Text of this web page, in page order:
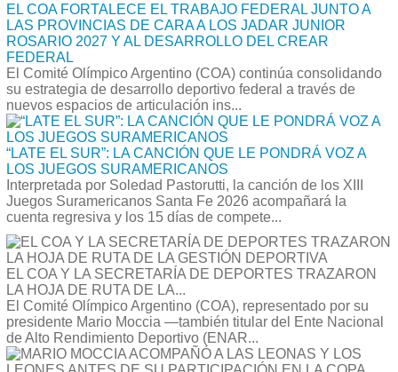
EL COA FORTALECE EL TRABAJO FEDERAL JUNTO A
LAS PROVINCIAS DE CARA A LOS JADAR JUNIOR
ROSARIO 2027 Y AL DESARROLLO DEL CREAR
FEDERAL
El Comité Olímpico Argentino (COA) continúa consolidando
su estrategia de desarrollo deportivo federal a través de
nuevos espacios de articulación ins...
“LATE EL SUR”: LA CANCIÓN QUE LE PONDRÁ VOZ A
LOS JUEGOS SURAMERICANOS
Interpretada por Soledad Pastorutti, la canción de los XIII
Juegos Suramericanos Santa Fe 2026 acompañará la
cuenta regresiva y los 15 días de compete...
EL COA Y LA SECRETARÍA DE DEPORTES TRAZARON
LA HOJA DE RUTA DE LA...
El Comité Olímpico Argentino (COA), representado por su
presidente Mario Moccia —también titular del Ente Nacional
de Alto Rendimiento Deportivo (ENAR...